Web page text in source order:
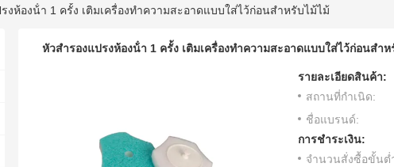
งห้องน้ํา 1 ครั้ง เติมเครื่องทําความสะอาดแบบใส่ไว้ก่อนสําหรับไม้ไม้
หัวสํารองแปรงห้องน้ํา 1 ครั้ง เติมเครื่องทําความสะอาดแบบใส่ไว้ก่อนสําห
รายละเอียดสินค้า:
สถานที่กำเนิด:
ชื่อแบรนด์:
การชำระเงิน:
จำนวนสั่งซื้อขั้นต่